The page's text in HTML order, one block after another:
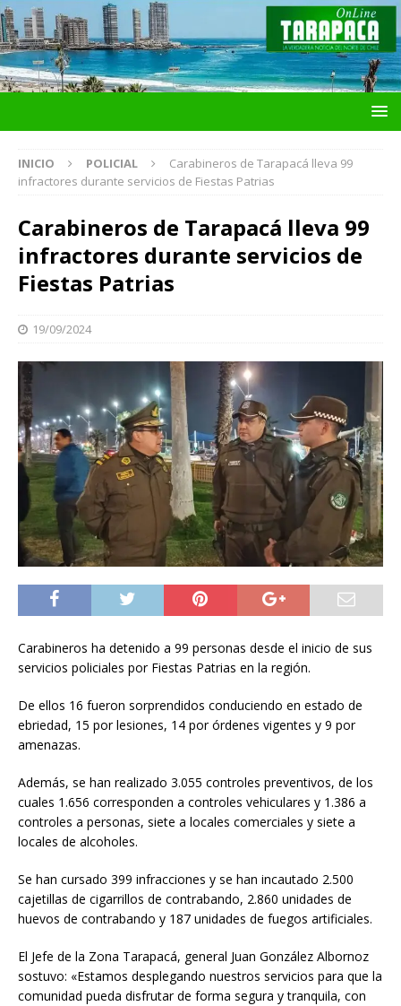
INICIO POLICIAL
Carabineros de Tarapacá lleva 99
infractores durante servicios de Fiestas Patrias
Carabineros de Tarapacá lleva 99
infractores durante servicios de
Fiestas Patrias
19/09/2024
Carabineros ha detenido a 99 personas desde el inicio de sus
servicios policiales por Fiestas Patrias en la región.
De ellos 16 fueron sorprendidos conduciendo en estado de
ebriedad, 15 por lesiones, 14 por órdenes vigentes y 9 por
amenazas.
Además, se han realizado 3.055 controles preventivos, de los
cuales 1.656 corresponden a controles vehiculares y 1.386 a
controles a personas, siete a locales comerciales y siete a
locales de alcoholes.
Se han cursado 399 infracciones y se han incautado 2.500
cajetillas de cigarrillos de contrabando, 2.860 unidades de
huevos de contrabando y 187 unidades de fuegos artificiales.
El Jefe de la Zona Tarapacá, general Juan González Albornoz
sostuvo: «Estamos desplegando nuestros servicios para que la
comunidad pueda disfrutar de forma segura y tranquila, con